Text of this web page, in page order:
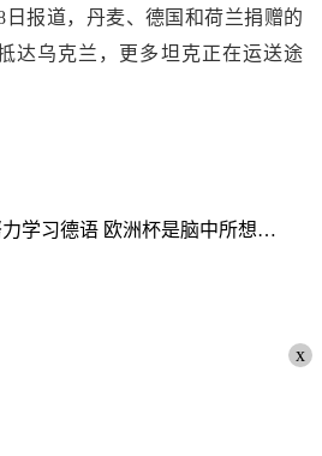
日报道，丹麦、德国和荷兰捐赠的
达乌克兰，更多坦克正在运送途
上一篇 :凯恩：愿意努力学习德语 欧洲杯是脑中所想但首先要晋级正赛
x